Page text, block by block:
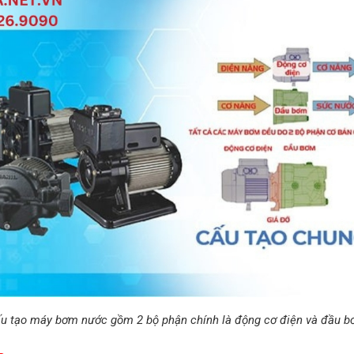
tạo máy bơm nước gồm 2 bộ phận chính là động cơ điện và đầu